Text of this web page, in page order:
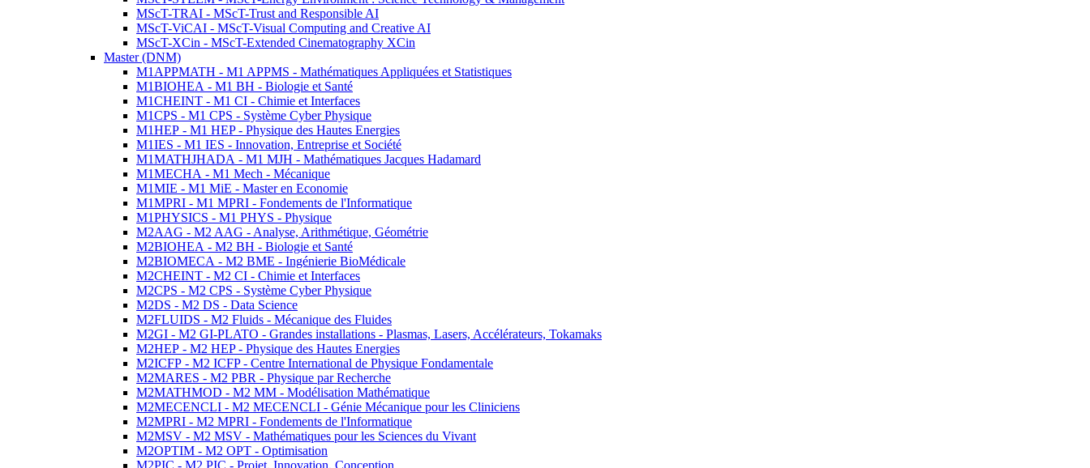
MScT-TRAI - MScT-Trust and Responsible AI
MScT-ViCAI - MScT-Visual Computing and Creative AI
MScT-XCin - MScT-Extended Cinematography XCin
Master (DNM)
M1APPMATH - M1 APPMS - Mathématiques Appliquées et Statistiques
M1BIOHEA - M1 BH - Biologie et Santé
M1CHEINT - M1 CI - Chimie et Interfaces
M1CPS - M1 CPS - Système Cyber Physique
M1HEP - M1 HEP - Physique des Hautes Energies
M1IES - M1 IES - Innovation, Entreprise et Société
M1MATHJHADA - M1 MJH - Mathématiques Jacques Hadamard
M1MECHA - M1 Mech - Mécanique
M1MIE - M1 MiE - Master en Economie
M1MPRI - M1 MPRI - Fondements de l'Informatique
M1PHYSICS - M1 PHYS - Physique
M2AAG - M2 AAG - Analyse, Arithmétique, Géométrie
M2BIOHEA - M2 BH - Biologie et Santé
M2BIOMECA - M2 BME - Ingénierie BioMédicale
M2CHEINT - M2 CI - Chimie et Interfaces
M2CPS - M2 CPS - Système Cyber Physique
M2DS - M2 DS - Data Science
M2FLUIDS - M2 Fluids - Mécanique des Fluides
M2GI - M2 GI-PLATO - Grandes installations - Plasmas, Lasers, Accélérateurs, Tokamaks
M2HEP - M2 HEP - Physique des Hautes Energies
M2ICFP - M2 ICFP - Centre International de Physique Fondamentale
M2MARES - M2 PBR - Physique par Recherche
M2MATHMOD - M2 MM - Modélisation Mathématique
M2MECENCLI - M2 MECENCLI - Génie Mécanique pour les Cliniciens
M2MPRI - M2 MPRI - Fondements de l'Informatique
M2MSV - M2 MSV - Mathématiques pour les Sciences du Vivant
M2OPTIM - M2 OPT - Optimisation
M2PIC - M2 PIC - Projet, Innovation, Conception